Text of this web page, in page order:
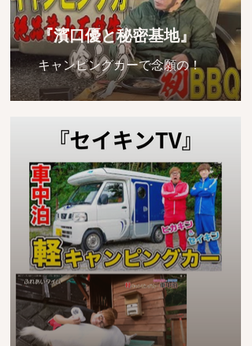
『濱口優と秘密基地』
キャンピングカーで念願の！